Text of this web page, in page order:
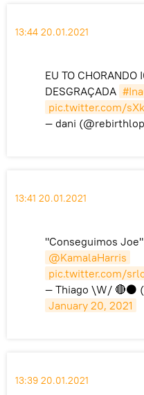
13:44 20.01.2021
EU TO CHORANDO
DESGRAÇADA
pic.twitter.com/
— dani
13:41 20.01.2021
"Conseguimos Joe"
@KamalaHarris
pic.twitter.com/
— Thiago \W/ 🔴⚫
January 20, 2021
13:39 20.01.2021